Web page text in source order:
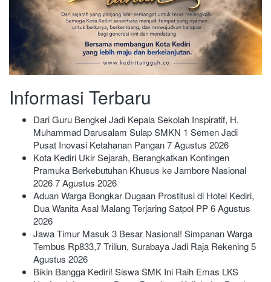
Informasi Terbaru
Dari Guru Bengkel Jadi Kepala Sekolah Inspiratif, H.
Muhammad Darusalam Sulap SMKN 1 Semen Jadi
Pusat Inovasi Ketahanan Pangan7 Agustus 2026
Kota Kediri Ukir Sejarah, Berangkatkan Kontingen
Pramuka Berkebutuhan Khusus ke Jambore Nasional
20267 Agustus 2026
Aduan Warga Bongkar Dugaan Prostitusi di Hotel Kediri,
Dua Wanita Asal Malang Terjaring Satpol PP6 Agustus
2026
Jawa Timur Masuk 3 Besar Nasional! Simpanan Warga
Tembus Rp833,7 Triliun, Surabaya Jadi Raja Rekening5
Agustus 2026
Bikin Bangga Kediri! Siswa SMK Ini Raih Emas LKS